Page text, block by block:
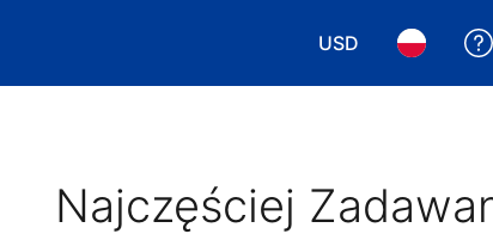
USD
Wybierz walutę.
Wybierz
Najczęściej